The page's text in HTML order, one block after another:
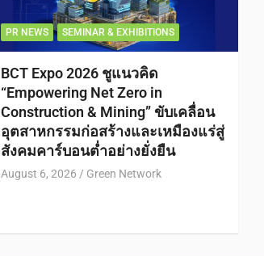
PR NEWS SEMINAR & EXHIBITIONS
BCT Expo 2026 ชูแนวคิด
“Empowering Net Zero in
Construction & Mining” ขับเคลื่อน
อุตสาหกรรมก่อสร้างและเหมืองแร่สู่
สังคมคาร์บอนต่ำอย่างยั่งยืน
August 6, 2026 Green Network